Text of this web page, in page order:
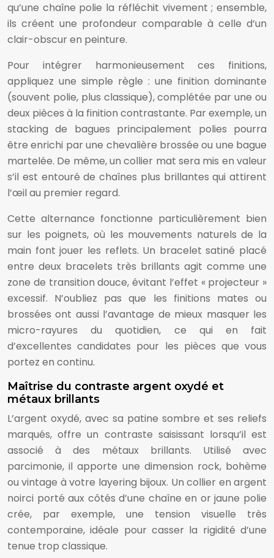
qu’une chaîne polie la réfléchit vivement ; ensemble,
ils créent une profondeur comparable à celle d’un
clair-obscur en peinture.
Pour intégrer harmonieusement ces finitions,
appliquez une simple règle : une finition dominante
(souvent polie, plus classique), complétée par une ou
deux pièces à la finition contrastante. Par exemple, un
stacking de bagues principalement polies pourra
être enrichi par une chevalière brossée ou une bague
martelée. De même, un collier mat sera mis en valeur
s’il est entouré de chaînes plus brillantes qui attirent
l’œil au premier regard.
Cette alternance fonctionne particulièrement bien
sur les poignets, où les mouvements naturels de la
main font jouer les reflets. Un bracelet satiné placé
entre deux bracelets très brillants agit comme une
zone de transition douce, évitant l’effet « projecteur »
excessif. N’oubliez pas que les finitions mates ou
brossées ont aussi l’avantage de mieux masquer les
micro-rayures du quotidien, ce qui en fait
d’excellentes candidates pour les pièces que vous
portez en continu.
Maîtrise du contraste argent oxydé et
métaux brillants
L’argent oxydé, avec sa patine sombre et ses reliefs
marqués, offre un contraste saisissant lorsqu’il est
associé à des métaux brillants. Utilisé avec
parcimonie, il apporte une dimension rock, bohème
ou vintage à votre layering bijoux. Un collier en argent
noirci porté aux côtés d’une chaîne en or jaune polie
crée, par exemple, une tension visuelle très
contemporaine, idéale pour casser la rigidité d’une
tenue trop classique.